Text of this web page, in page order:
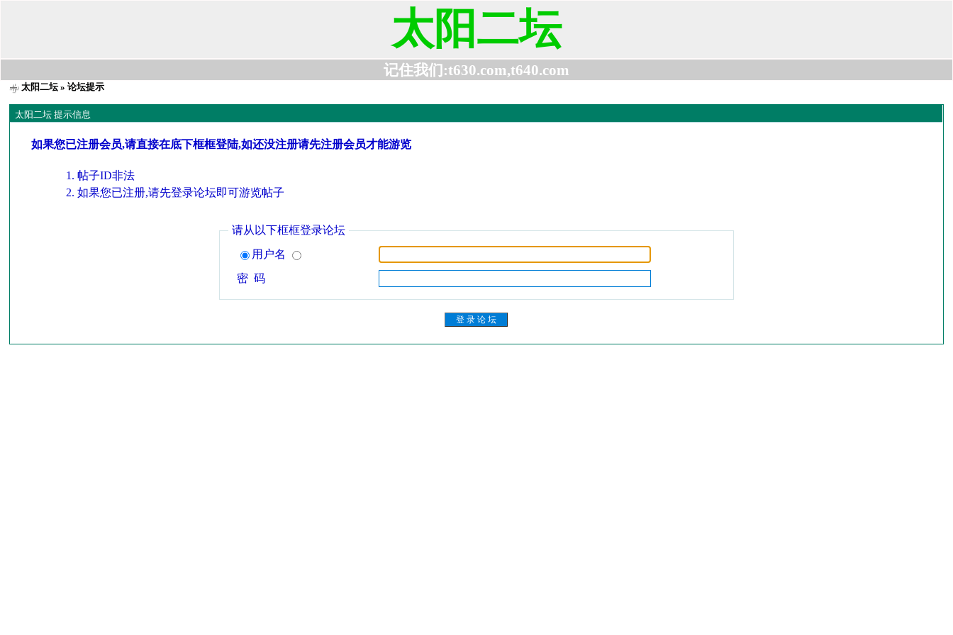
太阳二坛
记住我们:t630.com,t640.com
太阳二坛» 论坛提示
太阳二坛 提示信息
如果您已注册会员,请直接在底下框框登陆,如还没注册请先注册会员才能游览
帖子ID非法
如果您已注册,请先登录论坛即可游览帖子
请从以下框框登录论坛
用户名
密 码